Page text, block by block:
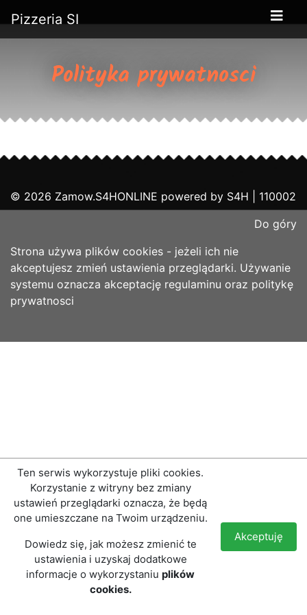
Pizzeria SI
Polityka prywatnosci
© 2026 Zamow.S4HONLINE powered by S4H | 110002
Do góry
Strona używa plików cookies - jeżeli ich nie
akceptujesz zmień ustawienia przeglądarki. Używanie
systemu oznacza akceptację regulaminu oraz politykę
prywatnosci
Ten serwis wykorzystuje pliki cookies.
Korzystanie z witryny bez zmiany
ustawień przeglądarki oznacza, że będą
one umieszczane na Twoim urządzeniu.
Dowiedz się, jak możesz zmienić te
ustawienia i uzyskaj dodatkowe
informacje o wykorzystaniu plików
cookies.
Akceptuję